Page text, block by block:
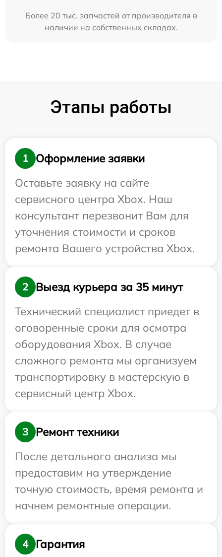
Более 20 тыс. запчастей от производителя в
наличии на собственных складах.
Этапы работы
1
Оформление заявки
Оставьте заявку на сайте
сервисного центра Xbox. Наш
консультант перезвонит Вам для
уточнения стоимости и сроков
ремонта Вашего устройства Xbox.
2
Выезд курьера за 35 минут
Технический специалист приедет в
оговоренные сроки для осмотра
оборудования Xbox. В случае
сложного ремонта мы организуем
транспортировку в мастерскую в
сервисный центр Xbox.
3
Ремонт техники
После детального анализа мы
предоставим на утверждение
точную стоимость, время ремонта и
начнем ремонтные операции.
4 Гарантия